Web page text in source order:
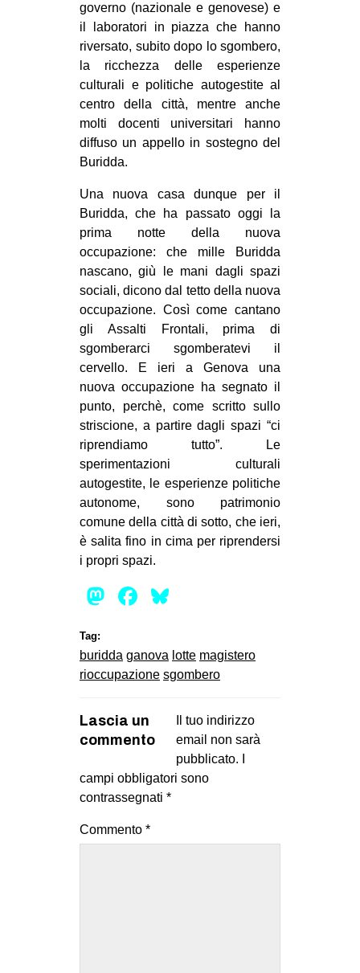
in
Fb
SEARCH
governo (nazionale e genovese) e
il laboratori in piazza che hanno
riversato, subito dopo lo sgombero,
la ricchezza delle esperienze
culturali e politiche autogestite al
centro della città, mentre anche
molti docenti universitari hanno
diffuso un appello in sostegno del
Buridda.
Una nuova casa dunque per il
Buridda, che ha passato oggi la
prima notte della nuova
occupazione: che mille Buridda
nascano, giù le mani dagli spazi
sociali, dicono dal tetto della nuova
occupazione. Così come cantano
gli Assalti Frontali, prima di
sgomberarci sgomberatevi il
cervello. E ieri a Genova una
nuova occupazione ha segnato il
punto, perchè, come scritto sullo
striscione, a partire dagli spazi “ci
riprendiamo tutto”. Le
sperimentazioni culturali
autogestite, le esperienze politiche
autonome, sono patrimonio
comune della città di sotto, che ieri,
è salita fino in cima per riprendersi
i propri spazi.
Mastodon
Facebook
Tag:
buridda ganova lotte magistero
rioccupazione sgombero
Lascia un
commento
Il tuo indirizzo
email non sarà
pubblicato.
campi obbligatori sono
contrassegnati *
Commento *